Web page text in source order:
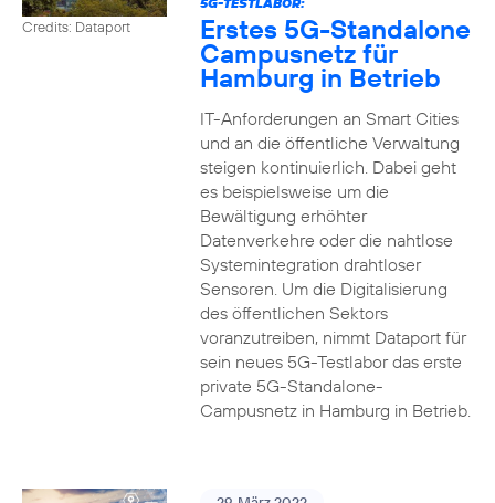
Credits: Dataport Erstes 5G-Standalone
Campusnetz für
Hamburg in Betrieb
IT-Anforderungen an Smart Cities
und an die öffentliche Verwaltung
steigen kontinuierlich. Dabei geht
es beispielsweise um die
Bewältigung erhöhter
Datenverkehre oder die nahtlose
Systemintegration drahtloser
Sensoren. Um die Digitalisierung
des öffentlichen Sektors
voranzutreiben, nimmt Dataport für
sein neues 5G-Testlabor das erste
private 5G-Standalone-
Campusnetz in Hamburg in Betrieb.